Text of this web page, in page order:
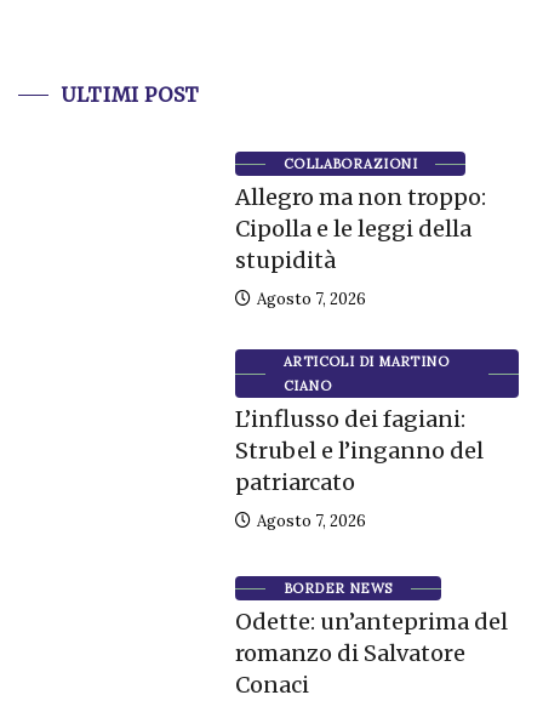
ULTIMI POST
COLLABORAZIONI
Allegro ma non troppo:
Cipolla e le leggi della
stupidità
Agosto 7, 2026
ARTICOLI DI MARTINO
CIANO
L’influsso dei fagiani:
Strubel e l’inganno del
patriarcato
Agosto 7, 2026
BORDER NEWS
Odette: un’anteprima del
romanzo di Salvatore
Conaci